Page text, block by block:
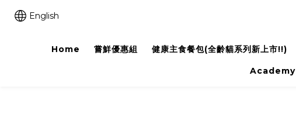
English
Home 嘗鮮優惠組 健康主食餐包(全齡貓系列新上市!!)
Academy